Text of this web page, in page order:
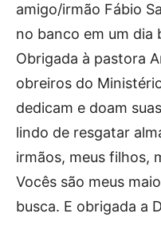
amigo/irmão Fábio
no banco em um dia
Obrigada à pastora
obreiros do
dedicam e doam
lindo de resgatar
irmãos, meus filhos,
Vocês são meus
busca. E obrigada a